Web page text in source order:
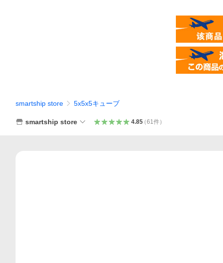
smartship store 5x5x5キューブ
smartship store 4.85（61件）